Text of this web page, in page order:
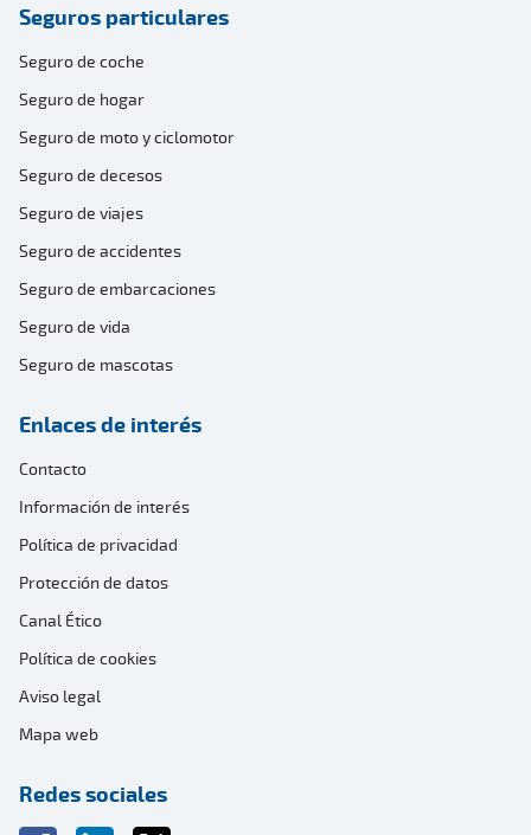
Seguros particulares
Seguro de coche
Seguro de hogar
Seguro de moto y ciclomotor
Seguro de decesos
Seguro de viajes
Seguro de accidentes
Seguro de embarcaciones
Seguro de vida
Seguro de mascotas
Enlaces de interés
Contacto
Información de interés
Política de privacidad
Protección de datos
Canal Ético
Política de cookies
Aviso legal
Mapa web
Redes sociales